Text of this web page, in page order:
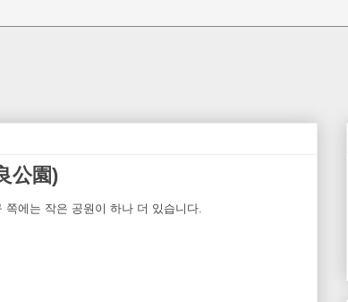
公園)
에는 작은 공원이 하나 더 있습니다.